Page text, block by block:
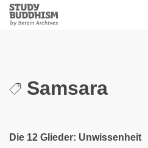
Close
Study
Buddhism
Samsara
Die 12 Glieder: Unwissenheit